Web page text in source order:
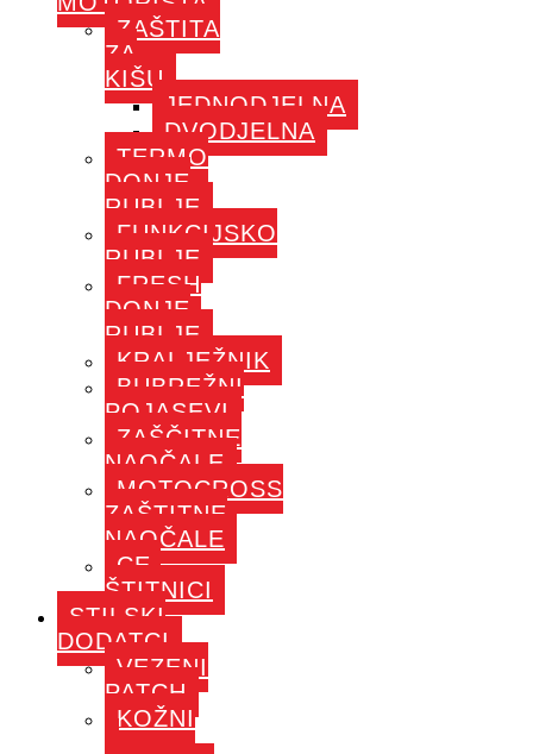
ZAŠTITA
ZA
KIŠU
JEDNODJELNA
DVODJELNA
TERMO
DONJE
RUBLJE
FUNKCIJSKO
RUBLJE
FRESH
DONJE
RUBLJE
KRALJEŽNIK
BUBREŽNI
POJASEVI
ZAŠČITNE
NAOČALE
MOTOCROSS
ZAŠTITNE
NAOČALE
CE-
ŠTITNICI
STILSKI
DODATCI
VEZENI
PATCH
KOŽNI